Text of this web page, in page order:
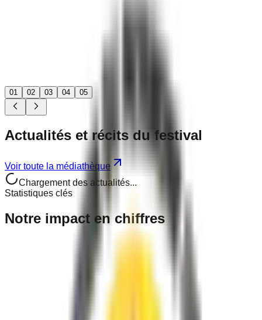
01 02 03 04 05
Actualités et récits du festival
Voir toute la médiathèque
Chargement des actualités...
Statistiques clés
Notre impact en chiffres